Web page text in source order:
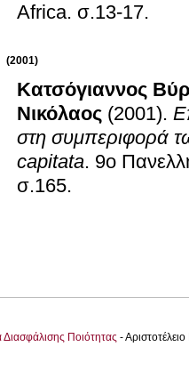
Africa. σ.13-17.
(2001)
Κατσόγιαννος
Νικόλαος (2001).
στη συμπεριφορά
capitata. 9ο
σ.165.
Ποιότητας -